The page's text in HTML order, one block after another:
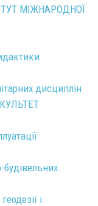
МІЖНАРОДНОЇ
дисциплін
будівельних
і